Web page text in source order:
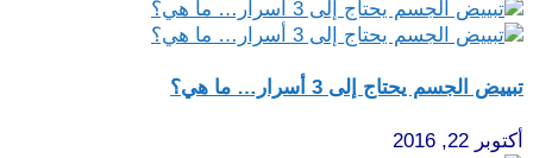
تبييض الجسم يحتاج إلى 3 أسرار… ما هي؟
أكتوبر 22, 2016